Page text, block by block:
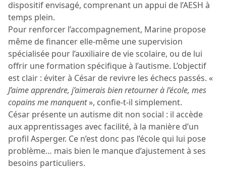
dispositif envisagé, comprenant un appui de l’AESH à
temps plein.
Pour renforcer l’accompagnement, Marine propose
même de financer elle-même une supervision
spécialisée pour l’auxiliaire de vie scolaire, ou de lui
offrir une formation spécifique à l’autisme. L’objectif
est clair : éviter à César de revivre les échecs passés. «
J’aime apprendre, j’aimerais bien retourner à l’école, mes
copains me manquent», confie-t-il simplement.
César présente un autisme dit non social : il accède
aux apprentissages avec facilité, à la manière d’un
profil Asperger. Ce n’est donc pas l’école qui lui pose
problème… mais bien le manque d’ajustement à ses
besoins particuliers.